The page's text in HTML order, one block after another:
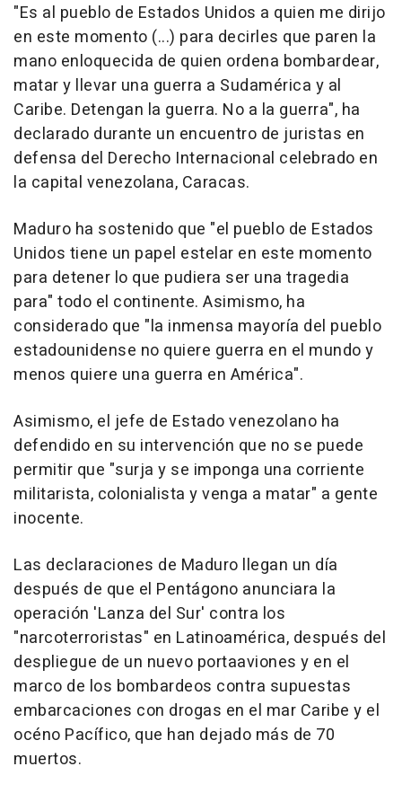
"Es al pueblo de Estados Unidos a quien me dirijo
en este momento (...) para decirles que paren la
mano enloquecida de quien ordena bombardear,
matar y llevar una guerra a Sudamérica y al
Caribe. Detengan la guerra. No a la guerra", ha
declarado durante un encuentro de juristas en
defensa del Derecho Internacional celebrado en
la capital venezolana, Caracas.
Maduro ha sostenido que "el pueblo de Estados
Unidos tiene un papel estelar en este momento
para detener lo que pudiera ser una tragedia
para" todo el continente. Asimismo, ha
considerado que "la inmensa mayoría del pueblo
estadounidense no quiere guerra en el mundo y
menos quiere una guerra en América".
Asimismo, el jefe de Estado venezolano ha
defendido en su intervención que no se puede
permitir que "surja y se imponga una corriente
militarista, colonialista y venga a matar" a gente
inocente.
Las declaraciones de Maduro llegan un día
después de que el Pentágono anunciara la
operación 'Lanza del Sur' contra los
"narcoterroristas" en Latinoamérica, después del
despliegue de un nuevo portaaviones y en el
marco de los bombardeos contra supuestas
embarcaciones con drogas en el mar Caribe y el
océno Pacífico, que han dejado más de 70
muertos.